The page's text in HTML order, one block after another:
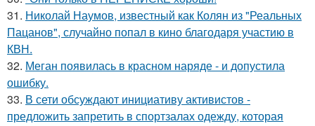
31. Николай Наумов, известный как Колян из "Реальных
Пацанов", случайно попал в кино благодаря участию в
КВН.
32. Меган появилась в красном наряде - и допустила
ошибку.
33. В сети обсуждают инициативу активистов -
предложить запретить в спортзалах одежду, которая